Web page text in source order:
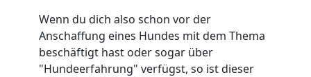
Wenn du dich also schon vor der
Anschaffung eines Hundes mit dem Thema
beschäftigt hast oder sogar über
"Hundeerfahrung" verfügst, so ist dieser